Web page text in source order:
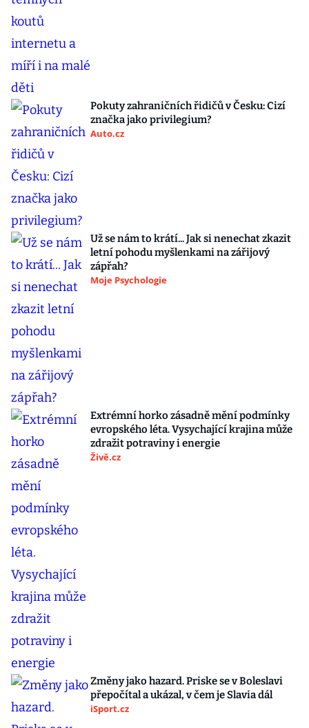
Pokuty zahraničních řidičů v Česku: Cizí
značka jako privilegium?
Auto.cz
Už se nám to krátí... Jak si nenechat zkazit
letní pohodu myšlenkami na zářijový
zápřah?
Moje Psychologie
Extrémní horko zásadně mění podmínky
evropského léta. Vysychající krajina může
zdražit potraviny i energie
Živě.cz
Změny jako hazard. Priske se v Boleslavi
přepočítal a ukázal, v čem je Slavia dál
iSport.cz